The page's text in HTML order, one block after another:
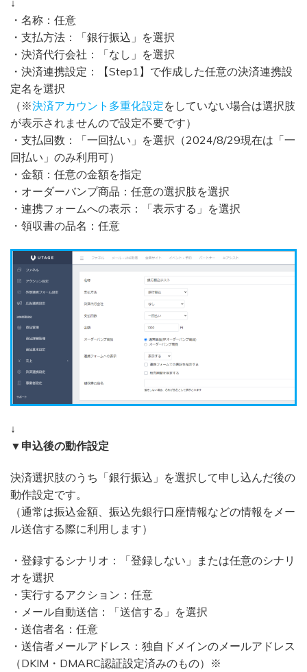
・名称：任意
・支払方法：「銀行振込」を選択
・決済代行会社：「なし」を選択
・決済連携設定：【Step1】で作成した任意の決済連携設
定名を選択
（※決済アカウント多重化設定をしていない場合は選択肢
が表示されませんので設定不要です）
・支払回数：「一回払い」を選択（2024/8/29現在は「一
回払い」のみ利用可）
・金額：任意の金額を指定
・オーダーバンプ商品：任意の選択肢を選択
・連携フォームへの表示：「表示する」を選択
・領収書の品名：任意
↓
▼申込後の動作設定
決済選択肢のうち「銀行振込」を選択して申し込んだ後の
動作設定です。
（通常は振込金額、振込先銀行口座情報などの情報をメー
ル送信する際に利用します）
・登録するシナリオ：「登録しない」または任意のシナリ
オを選択
・実行するアクション：任意
・メール自動送信：「送信する」を選択
・送信者名：任意
・送信者メールアドレス：独自ドメインのメールアドレス
（DKIM・DMARC認証設定済みのもの）※